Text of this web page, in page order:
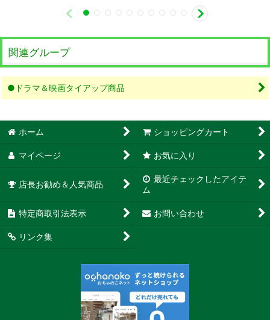
関連グループ
●ドラマ＆映画タイアップ商品
ホーム ショッピングカート
マイページ お気に入り
店長お勧め＆人気商品
最近チェックしたアイテ
ム
特定商取引法表示 お問い合わせ
リンク集